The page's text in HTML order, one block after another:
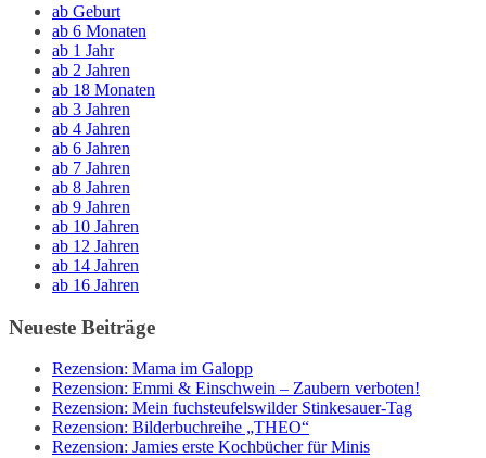
ab Geburt
ab 6 Monaten
ab 1 Jahr
ab 2 Jahren
ab 18 Monaten
ab 3 Jahren
ab 4 Jahren
ab 6 Jahren
ab 7 Jahren
ab 8 Jahren
ab 9 Jahren
ab 10 Jahren
ab 12 Jahren
ab 14 Jahren
ab 16 Jahren
Neueste Beiträge
Rezension: Mama im Galopp
Rezension: Emmi & Einschwein – Zaubern verboten!
Rezension: Mein fuchsteufelswilder Stinkesauer-Tag
Rezension: Bilderbuchreihe „THEO“
Rezension: Jamies erste Kochbücher für Minis